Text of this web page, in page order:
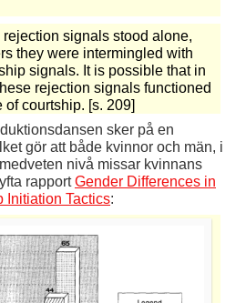
rejection signals stood alone,
they were intermingled with
signals. It is possible that in
rejection signals functioned
courtship. [s. 209]
sker på en
gör att både kvinnor och män, i
nivå missar kvinnans
rapportGender Differences in
Initiation Tactics: